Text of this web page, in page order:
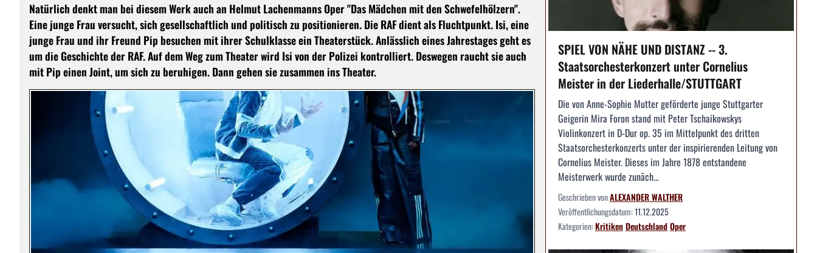
Natürlich denkt man bei diesem Werk auch an Helmut Lachenmanns Oper "Das Mädchen mit den Schwefelhölzern".
Eine junge Frau versucht, sich gesellschaftlich und politisch zu positionieren. Die RAF dient als Fluchtpunkt. Isi, eine
junge Frau und ihr Freund Pip besuchen mit ihrer Schulklasse ein Theaterstück. Anlässlich eines Jahrestages geht es
um die Geschichte der RAF. Auf dem Weg zum Theater wird Isi von der Polizei kontrolliert. Deswegen raucht sie auch
mit Pip einen Joint, um sich zu beruhigen. Dann gehen sie zusammen ins Theater.
SPIEL VON NÄHE UND DISTANZ -- 3.
Staatsorchesterkonzert unter Cornelius
Meister in der Liederhalle/STUTTGART
Die von Anne-Sophie Mutter geförderte junge Stuttgarter
Geigerin Mira Foron stand mit Peter Tschaikowskys
Violinkonzert in D-Dur op. 35 im Mittelpunkt des dritten
Staatsorchesterkonzerts unter der inspirierenden Leitung von
Cornelius Meister. Dieses im Jahre 1878 entstandene
Meisterwerk wurde zunäch...
Geschrieben vonALEXANDER WALTHER
Veröffentlichungsdatum:11.12.2025
Kategorien:KritikenDeutschlandOper